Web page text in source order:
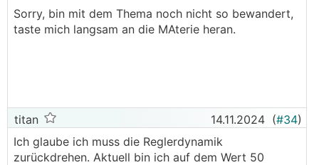
Sorry, bin mit dem Thema noch nicht so bewandert,
taste mich langsam an die MAterie heran.
titan 14.11.2024 (#34)
Ich glaube ich muss die Reglerdynamik
zurückdrehen. Aktuell bin ich auf dem Wert 50